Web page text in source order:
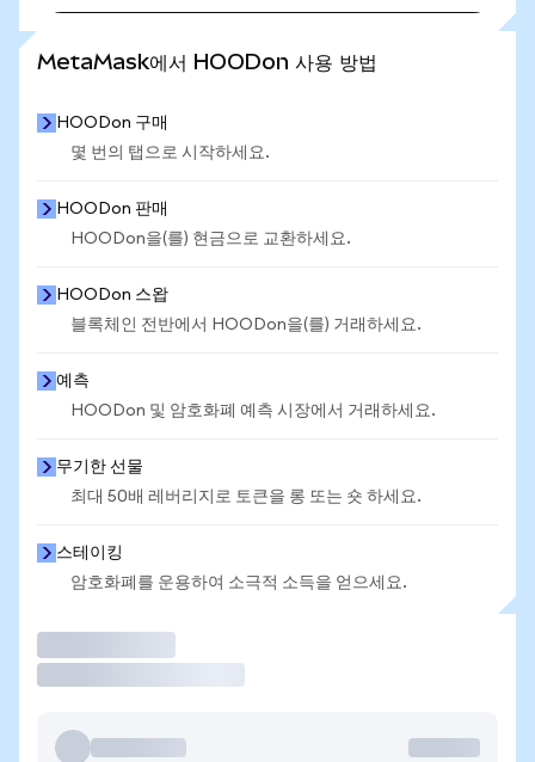
MetaMask에서 HOODon 사용 방법
HOODon 구매
몇 번의 탭으로 시작하세요.
HOODon 판매
HOODon을(를) 현금으로 교환하세요.
HOODon 스왑
블록체인 전반에서 HOODon을(를) 거래하세요.
예측
HOODon 및 암호화폐 예측 시장에서 거래하세요.
무기한 선물
최대 50배 레버리지로 토큰을 롱 또는 숏 하세요.
스테이킹
암호화폐를 운용하여 소극적 소득을 얻으세요.